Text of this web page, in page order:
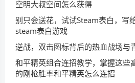
空明大叔空间怎么获得
别只会送花，试试Steam表白，写
steam表白游戏
逆战，双击图标背后的热血战场与
和平精英组合连招教学，掌握这些
的刚枪胜率和平精英怎么连招